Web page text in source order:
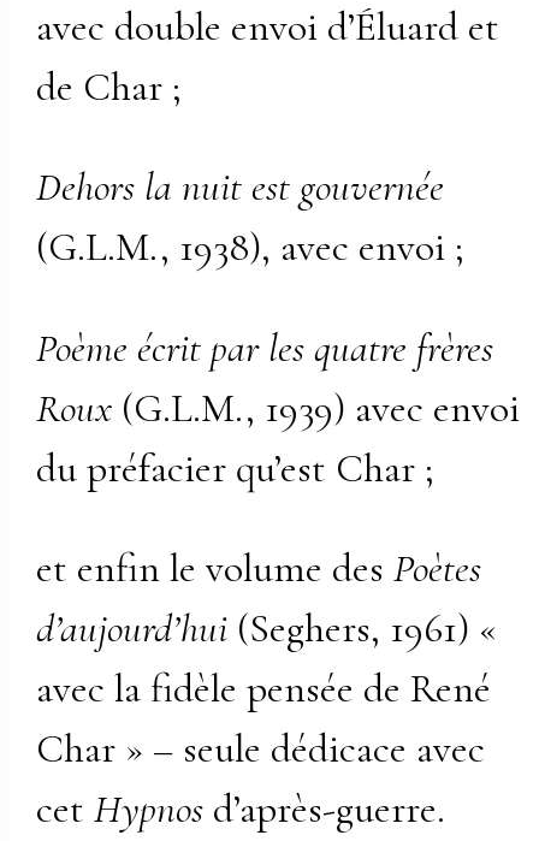
avec double envoi d’Éluard et
de Char ;
Dehors la nuit est gouvernée
(G.L.M., 1938), avec envoi ;
Poème écrit par les quatre frères
Roux (G.L.M., 1939) avec envoi
du préfacier qu’est Char ;
et enfin le volume desPoètes
d’aujourd’hui (Seghers, 1961) «
avec la fidèle pensée de René
Char » – seule dédicace avec
cetHypnos d’après-guerre.